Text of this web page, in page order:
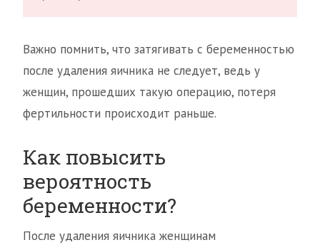
Важно помнить, что затягивать с беременностью
после удаления яичника не следует, ведь у
женщин, прошедших такую операцию, потеря
фертильности происходит раньше.
Как повысить
вероятность
беременности?
После удаления яичника женщинам